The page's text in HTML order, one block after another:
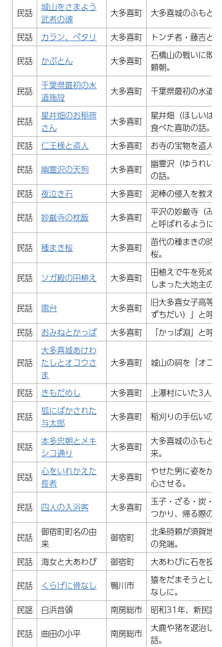
民話
城山をさまよう
武者の魂
大多喜町
大多喜城のふもと
民話
カラン、ペタリ 大多喜町
トンチ者・藤吉と
民話
かぶとん 大多喜町
石橋山の戦いに敗
頼朝。
民話
千葉県最初の水
道施設
大多喜町 千葉県最初の水道
民話
星井畑のお稲荷
さん
大多喜町
星井畑（ほしいば
食べた喜助の話。
民話
仁王様と盗人 大多喜町
お寺の宝物を盗人
民話
幽霊沢の天狗 大多喜町
幽霊沢（ゆうれい
の話。
民話
夜泣き石 大多喜町
泥棒の侵入を教え
民話
妙厳寺の枕飯 大多喜町
平沢の妙厳寺（み
と呼ばれるように
民話
種まき桜 大多喜町
苗代の種まきの時
桜。
民話
ソガ殿の田植え 大多喜町
田植えで牛を死ぬ
しまった大地主の
民話
雷台 大多喜町
旧大多喜女子高等
ずちだい）」と呼
民話
おみねとかっぱ 大多喜町 「かっぱ淵」と呼
民話
大多喜城あけわ
たしとオコウさ
ま
大多喜町 城山の祠を「オコ
民話 きもだめし 大多喜町
上瀑村にいた3人
民話
狐にばかされた
与太郎
大多喜町 稲刈りの手伝いの
民話
本多忠朝とメキ
シコ通り
大多喜町
大多喜城のふもと
来。
民話
心をいれかえた
長者
大多喜町
やせた男に姿をか
心させる。
民話
四人の入浴客 大多喜町
玉子・ざる・炭・
つかり、帰る際の
民話
御宿町町名の由
来
御宿町
北条時頼が須賀地
の発端。
民話
海女と大あわび 御宿町
大あわびに石を投
民話
くらげに骨なし 鴨川市
猿をだまそうとし
なしに。
民謡
白浜音頭 南房総市
昭和31年、新民謡
民話
曲田の小平 南房総市
大鹿や猪を退治し
話。